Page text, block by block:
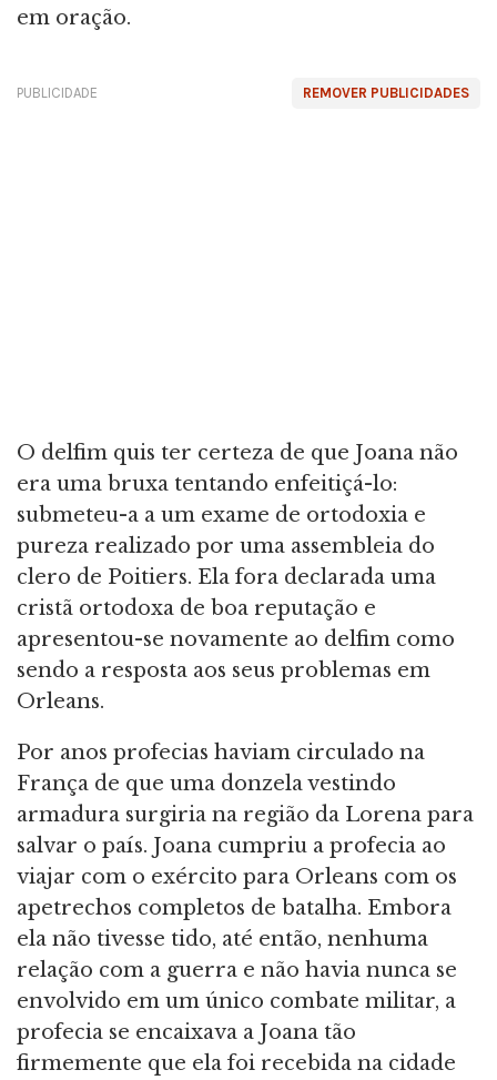
em oração.
REMOVER PUBLICIDADES
PUBLICIDADE
O delfim quis ter certeza de que Joana não
era uma bruxa tentando enfeitiçá-lo:
submeteu-a a um exame de ortodoxia e
pureza realizado por uma assembleia do
clero de Poitiers. Ela fora declarada uma
cristã ortodoxa de boa reputação e
apresentou-se novamente ao delfim como
sendo a resposta aos seus problemas em
Orleans.
Por anos profecias haviam circulado na
França de que uma donzela vestindo
armadura surgiria na região da Lorena para
salvar o país. Joana cumpriu a profecia ao
viajar com o exército para Orleans com os
apetrechos completos de batalha. Embora
ela não tivesse tido, até então, nenhuma
relação com a guerra e não havia nunca se
envolvido em um único combate militar, a
profecia se encaixava a Joana tão
firmemente que ela foi recebida na cidade